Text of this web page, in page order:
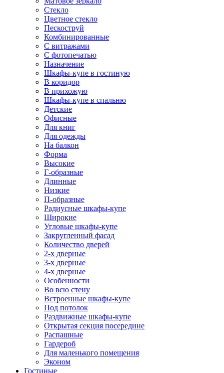
Стекло
Цветное стекло
Пескоструй
Комбинированные
С витражами
С фотопечатью
Назначение
Шкафы-купе в гостиную
В коридор
В прихожую
Шкафы-купе в спальню
Детские
Офисные
Для книг
Для одежды
На балкон
Форма
Высокие
Г-образные
Длинные
Низкие
П-образные
Радиусные шкафы-купе
Широкие
Угловые шкафы-купе
Закругленный фасад
Количество дверей
2-х дверные
3-х дверные
4-х дверные
Особенности
Во всю стену
Встроенные шкафы-купе
Под потолок
Раздвижные шкафы-купе
Открытая секция посередине
Распашные
Гардероб
Для маленького помещения
Эконом
Гостиные